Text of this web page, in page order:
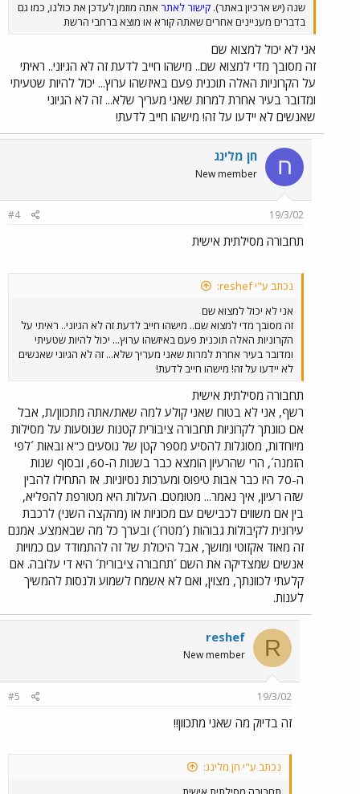
שנה (יש ארכיון באתר). קישור לאתר אתה מוזמן לעדכן את כולנו, כמו גם
בדברים מעניינים אחרים שאתה קורא או מוצא ברחבי הרשת
אני לא יכול למצוא שם
זה מסובך מדי למצוא שם.. מישהו חייב לדעת זה לא הגיוני.. ראיתי
על הקרוניות האלה תוכנית פעם באיזשהו ערוץ... יכול להיות שטעיתי
ומדובר בעיר אחרת למרות שאני מעריך שלא... זה לא הגיוני
שאנשים לא יידעו על זה! מישהו חייב לדעת!
ח חן מלינג
New member
19/3/02
#4
תחבורה מסילתית אישית
נכתב ע"י reshef:
אני לא יכול למצוא שם
זה מסובך מדי למצוא שם.. מישהו חייב לדעת זה לא הגיוני.. ראיתי על
הקרוניות האלה תוכנית פעם באיזשהו ערוץ... יכול להיות שטעיתי
ומדובר בעיר אחרת למרות שאני מעריך שלא... זה לא הגיוני שאנשים
לא יידעו על זה! מישהו חייב לדעת!
תחבורה מסילתית אישית
רשף, אני לא בטוח שאני קולע למה שאת/אתה מתכוון/ת, אבל
אם כוונתך לקרוניות תחבורה ציבורית קטנות שנוסעות על מסילות
מיוחדות, מסוגלות להסיע מספר קטן של נוסעים כ"א ובאות ´לפי
הזמנה´, הרי שהרעיון הומצא כבר בשנות ה-60, ובסוף שנות
ה-70 היו כבר אבות טיפוס ומערכות נסיוניות. אז התחילו להבין
שזה רעיון, איך נאמר... מטומטם. העלות היא מטורפת להפליא,
בין אם משווים לכבישים עם מכוניות או (מהקצה השני) לרכבת
עירונית לקיבולות גבוהות (´מטרו´) ובערך כל מה שבאמצע. אמנם
זה מאוד אקזוטי ומושך, אבל היכולת של זה להתמודד עם כמויות
אנשים שמצדיקה את השם ´תחבורה ציבורית´ היא די עלובה. אם
קלעתי לכוונתך, מצוין, ואם לא אשמח לשמוע ולנסות להמשיך
לענות.
R
reshef
New member
19/3/02
#5
זה בדיוק מה שאני מתכוון!!
נכתב ע"י חן מלינג: